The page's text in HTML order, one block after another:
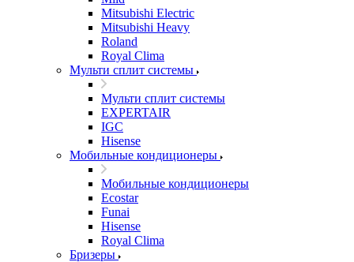
Mitsubishi Electric
Mitsubishi Heavy
Roland
Royal Clima
Мульти сплит системы
Мульти сплит системы
EXPERTAIR
IGC
Hisense
Мобильные кондиционеры
Мобильные кондиционеры
Ecostar
Funai
Hisense
Royal Clima
Бризеры